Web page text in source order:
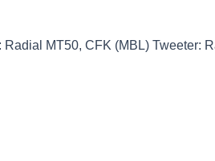
MT50, CFK (MBL) Tweeter: